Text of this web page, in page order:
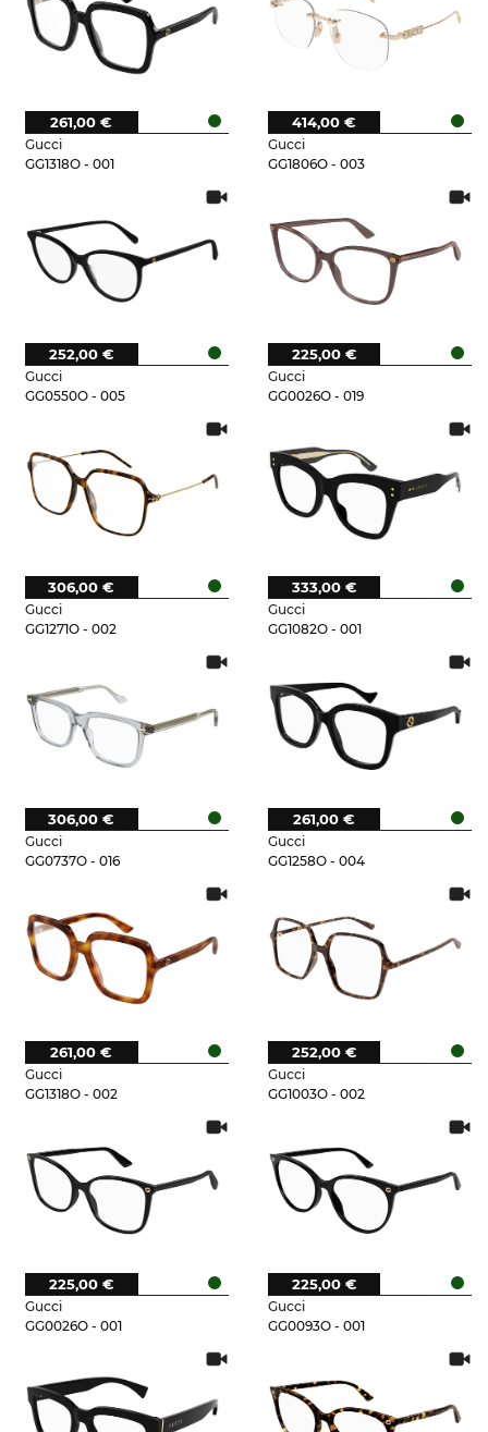
Gucci
GG1318O - 001
261,00 €
Gucci
GG1806O - 003
414,00 €
Gucci
GG0550O - 005
252,00 €
Gucci
GG0026O - 019
225,00 €
Gucci
GG1271O - 002
306,00 €
Gucci
GG1082O - 001
333,00 €
Gucci
GG0737O - 016
306,00 €
Gucci
GG1258O - 004
261,00 €
Gucci
GG1318O - 002
261,00 €
Gucci
GG1003O - 002
252,00 €
Gucci
GG0026O - 001
225,00 €
Gucci
GG0093O - 001
225,00 €